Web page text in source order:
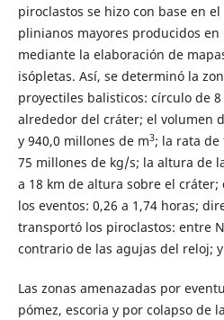
piroclastos se hizo con base en
plinianos mayores producidos en
mediante la elaboración de
isópletas. Así, se determinó la
proyectiles balisticos: círculo de
alrededor del cráter; el volumen
y 940,0 millones de m3; la rata de
75 millones de kg/s; la altura de
a 18 km de altura sobre el
los eventos: 0,26 a 1,74 horas;
transportó los piroclastos: entre
contrario de las agujas del reloj;
Las zonas amenazadas por
pómez, escoria y por colapso de